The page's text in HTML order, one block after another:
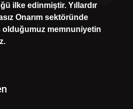
ilke edinmiştir. Yıllardır
Onarım sektöründe
olduğumuz memnuniyetin